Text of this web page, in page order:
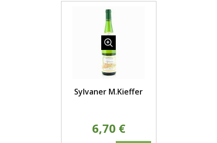
Sylvaner M.Kieffer
6,70 €